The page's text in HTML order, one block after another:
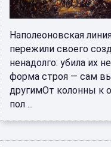
Наполеоновская
пережили своего
ненадолго: убила их
форма строя — сам
другимОт колонны к
пол ...